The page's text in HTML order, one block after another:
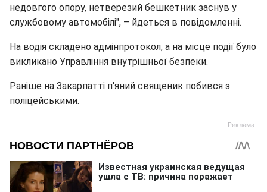
недовгого опору, нетверезий бешкетник заснув у
службовому автомобілі", – йдеться в повідомленні.
На водія складено адмінпротокол, а на місце події було
викликано Управління внутрішньої безпеки.
Раніше на Закарпатті п'яний священик побився з
поліцейськими.